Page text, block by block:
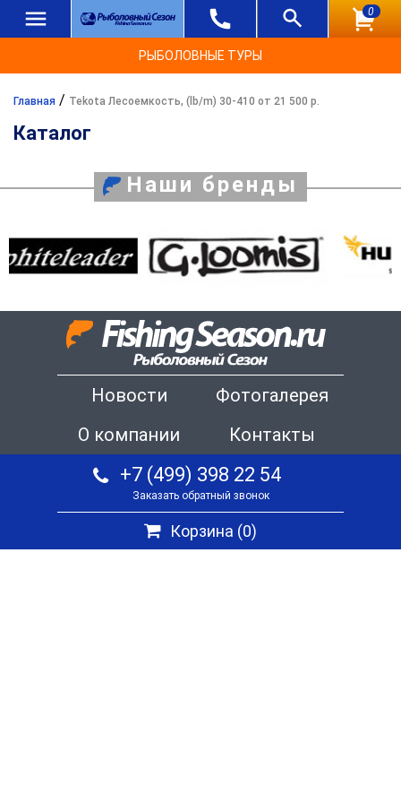
0
РЫБОЛОВНЫЕ ТУРЫ
Главная / Tekota Лесоемкость, (lb/m) 30-410 от 21 500 р.
Каталог
Наши бренды
Новости
Фотогалерея
О компании
Контакты
+7 (499) 398 22 54
Заказать обратный звонок
Корзина (0)